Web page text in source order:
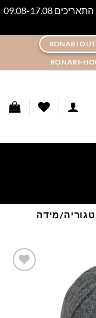
לקוחות יקרים! אין משלוחים/איסוף עצמי בין התאריכים 09.08-17.08
RONARI
RONARI-
מידה